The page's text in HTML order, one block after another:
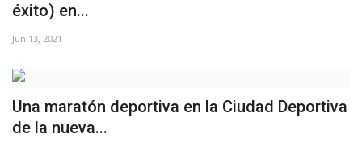
Oportunidades
vídeos
éxito) en...
Jun 13, 2021
Una maratón deportiva en la Ciudad Deportiva
de la nueva...